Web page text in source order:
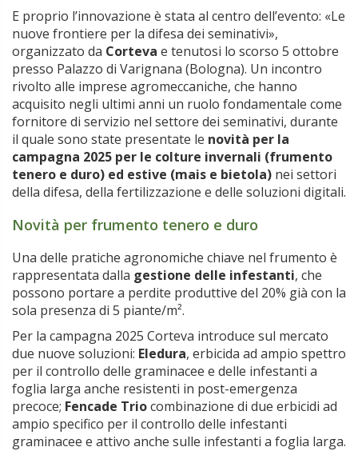
E proprio l’innovazione è stata al centro dell’evento: «Le
nuove frontiere per la difesa dei seminativi»,
organizzato da Corteva e tenutosi lo scorso 5 ottobre
presso Palazzo di Varignana (Bologna). Un incontro
rivolto alle imprese agromeccaniche, che hanno
acquisito negli ultimi anni un ruolo fondamentale come
fornitore di servizio nel settore dei seminativi, durante
il quale sono state presentate le novità per la
campagna 2025 per le colture invernali (frumento
tenero e duro) ed estive (mais e bietola) nei settori
della difesa, della fertilizzazione e delle soluzioni digitali.
Novità per frumento tenero e duro
Una delle pratiche agronomiche chiave nel frumento è
rappresentata dalla gestione delle infestanti, che
possono portare a perdite produttive del 20% già con la
sola presenza di 5 piante/m².
Per la campagna 2025 Corteva introduce sul mercato
due nuove soluzioni: Eledura, erbicida ad ampio spettro
per il controllo delle graminacee e delle infestanti a
foglia larga anche resistenti in post-emergenza
precoce; Fencade Triocombinazione di due erbicidi ad
ampio specifico per il controllo delle infestanti
graminacee e attivo anche sulle infestanti a foglia larga.